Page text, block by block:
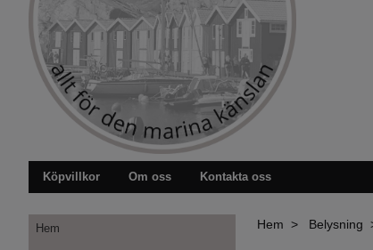
Köpvillkor Om oss Kontakta oss
Hem Hem Belysning